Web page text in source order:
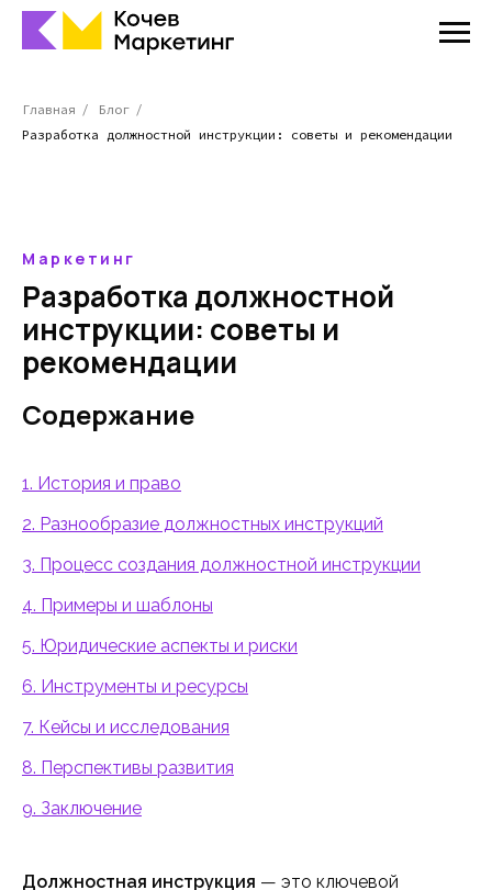
Главная / Блог /
Разработка должностной инструкции: советы и рекомендации
Маркетинг
Разработка должностной
инструкции: советы и
рекомендации
Содержание
1. История и право
2. Разнообразие должностных инструкций
3. Процесс создания должностной инструкции
4. Примеры и шаблоны
5. Юридические аспекты и риски
6. Инструменты и ресурсы
7. Кейсы и исследования
8. Перспективы развития
9. Заключение
Должностная инструкция — это ключевой